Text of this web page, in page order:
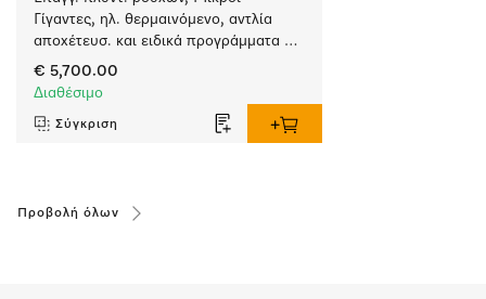
Γίγαντες, ηλ. θερμαινόμενο, αντλία
αποχέτευσ. και ειδικά προγράμματα
συγκεκριμένων απαιτήσεων.
Χωρητικότητα 8 kg σε 49 min.
€ 5,700.00
Διαθέσιμο
Σύγκριση
Προβολή όλων